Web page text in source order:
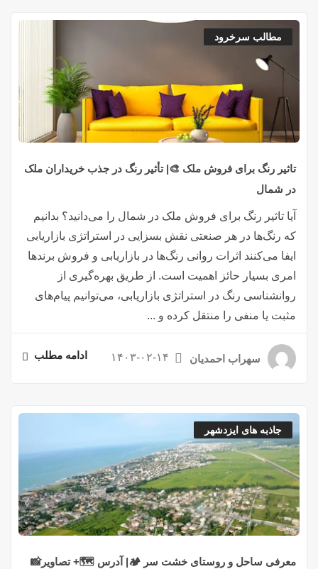
مطالب سرخرود
تاثیر رنگ برای فروش ملک 🎨| تأثیر رنگ در جذب خریداران ملک
در شمال
آیا تاثیر رنگ برای فروش ملک در شمال را می‌دانید؟ بدانیم
که رنگ‌ها در هر صنعتی نقش بسزایی در استراتژی بازاریابی
ایفا می‌کنند اثرات روانی رنگ‌ها در بازاریابی و فروش برندها
امری بسیار حائز اهمیت است. از طریق بهره‌گیری از
روانشناسی رنگ در استراتژی بازاریابی، می‌توانیم پیام‌های
مثبت یا منفی را منتقل کرده و ...
سهراب احمدیان ۱۴۰۳-۰۲-۱۴ ادامه مطلب
جاذبه های ایزدشهر
معرفی ساحل و روستای خشت سر 🏕️| آدرس 🗺️+ تصاویر📸